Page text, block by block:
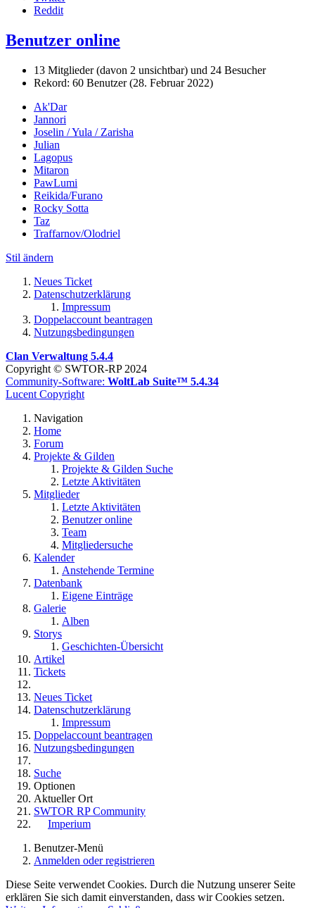
Reddit
Benutzer online
13 Mitglieder (davon 2 unsichtbar) und 24 Besucher
Rekord: 60 Benutzer (28. Februar 2022)
Ak'Dar
Jannori
Joselin / Yula / Zarisha
Julian
Lagopus
Mitaron
PawLumi
Reikida/Furano
Rocky Sotta
Taz
Traffarnov/Olodriel
Stil ändern
Neues Ticket
Datenschutzerklärung
Impressum
Doppelaccount beantragen
Nutzungsbedingungen
Clan Verwaltung 5.4.4
Copyright © SWTOR-RP 2024
Community-Software: WoltLab Suite™ 5.4.34
Lucent Copyright
Navigation
Home
Forum
Projekte & Gilden
Projekte & Gilden Suche
Letzte Aktivitäten
Mitglieder
Letzte Aktivitäten
Benutzer online
Team
Mitgliedersuche
Kalender
Anstehende Termine
Datenbank
Eigene Einträge
Galerie
Alben
Storys
Geschichten-Übersicht
Artikel
Tickets
Neues Ticket
Datenschutzerklärung
Impressum
Doppelaccount beantragen
Nutzungsbedingungen
Suche
Optionen
Aktueller Ort
SWTOR RP Community
Imperium
Benutzer-Menü
Anmelden oder registrieren
Diese Seite verwendet Cookies. Durch die Nutzung unserer Seite
erklären Sie sich damit einverstanden, dass wir Cookies setzen.